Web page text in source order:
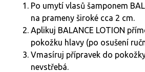
Po umytí vlasů šamponem
na prameny široké cca 2 cm.
Aplikuj BALANCE LOTION
pokožku hlavy (po osušení
Vmasíruj přípravek do
nevstřebá.